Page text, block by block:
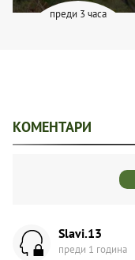
преди 3 часа
КОМЕНТАРИ
Slavi.13
преди 1 година